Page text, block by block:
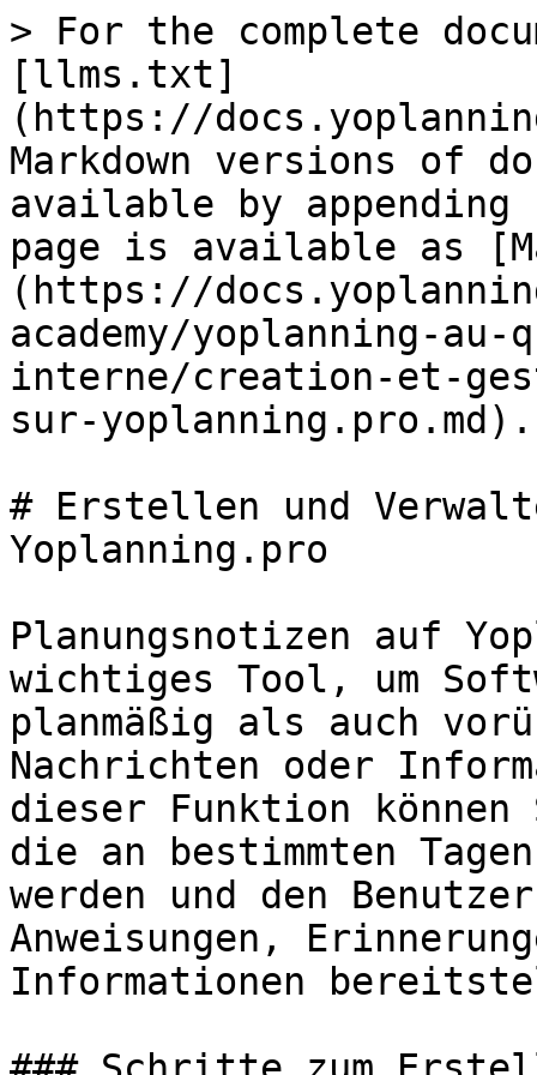
> For the complete
[llms.txt]
(https://
Markdown versions of
available by
page is available as
(https://
academy/yoplanning-
interne/creation-et-
sur-yoplanning.pro.md).
# Erstellen und
Yoplanning.pro
Planungsnotizen auf
wichtiges Tool, um
planmäßig als auch
Nachrichten oder
dieser Funktion
die an bestimmten
werden und den
Anweisungen,
Informationen